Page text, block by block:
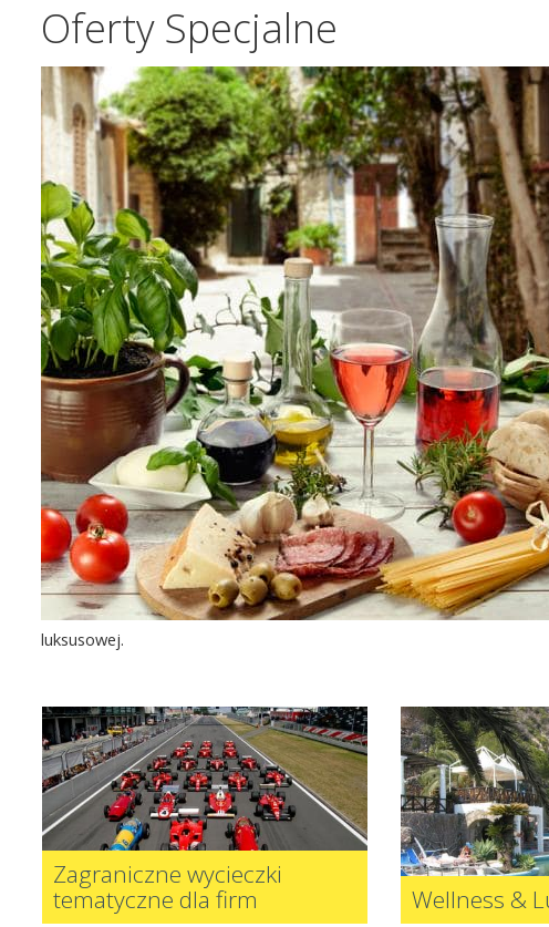
Oferty Specjalne
luksusowej.
Zagraniczne wycieczki
tematyczne dla firm
Wellness &